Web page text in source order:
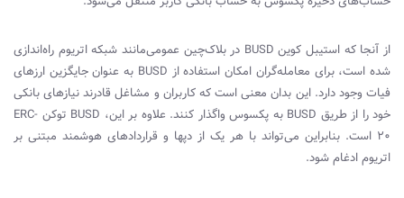
از آنجا که استیبل کوین BUSD در بلاک‌چین عمومی‌مانند شبکه اتریوم راه‌اندازی
شده است، برای معامله‌گران امکان استفاده از BUSD به عنوان جایگزین ارزهای
فیات وجود دارد. این بدان معنی است که کاربران و مشاغل قادرند نیازهای بانکی
خود را از طریق BUSD به پکسوس واگذار کنند. علاوه بر این، BUSD توکن ERC-
20 است. بنابراین می‌تواند با هر یک از دپها و قراردادهای هوشمند مبتنی بر
اتریوم ادغام شود.